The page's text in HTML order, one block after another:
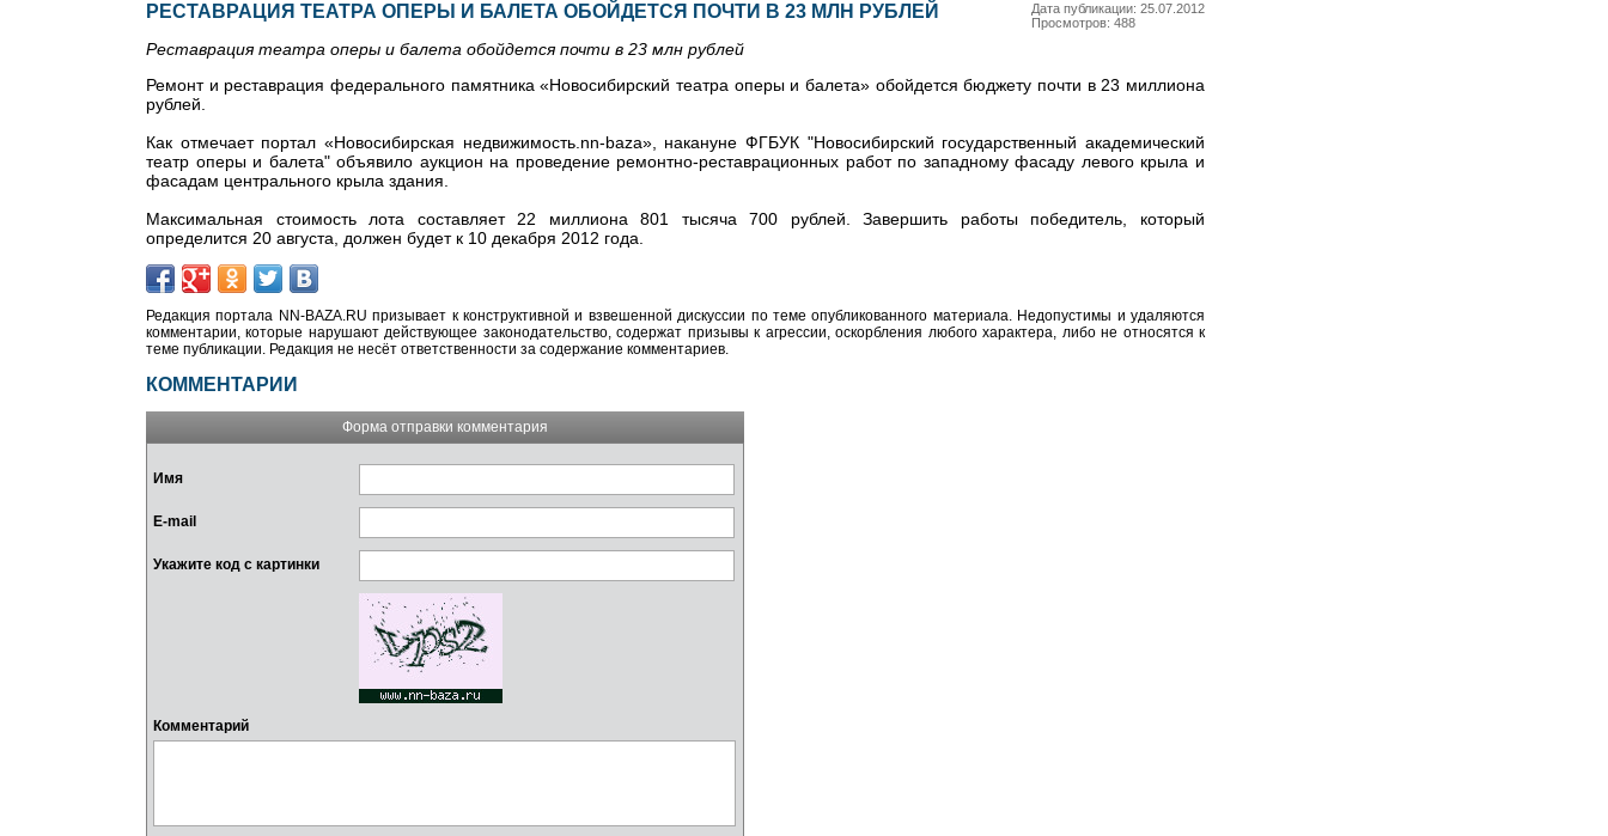
Дата публикации: 25.07.2012
Просмотров: 488
РЕСТАВРАЦИЯ ТЕАТРА ОПЕРЫ И БАЛЕТА ОБОЙДЕТСЯ ПОЧТИ В 23 МЛН РУБЛЕЙ
Реставрация театра оперы и балета обойдется почти в 23 млн рублей
Ремонт и реставрация федерального памятника «Новосибирский театра оперы и балета» обойдется бюджету почти в 23 миллиона
рублей.
Как отмечает портал «Новосибирская недвижимость.nn-baza», накануне ФГБУК "Новосибирский государственный академический
театр оперы и балета" объявило аукцион на проведение ремонтно-реставрационных работ по западному фасаду левого крыла и
фасадам центрального крыла здания.
Максимальная стоимость лота составляет 22 миллиона 801 тысяча 700 рублей. Завершить работы победитель, который
определится 20 августа, должен будет к 10 декабря 2012 года.
Редакция портала NN-BAZA.RU призывает к конструктивной и взвешенной дискуссии по теме опубликованного материала. Недопустимы и удаляются
комментарии, которые нарушают действующее законодательство, содержат призывы к агрессии, оскорбления любого характера, либо не относятся к
теме публикации. Редакция не несёт ответственности за содержание комментариев.
КОММЕНТАРИИ
Форма отправки комментария
Имя
E-mail
Укажите код с картинки
Комментарий